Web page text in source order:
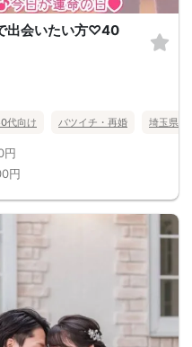
出会いたい方♡40
代向け バツイチ・再婚 埼玉県
円
円